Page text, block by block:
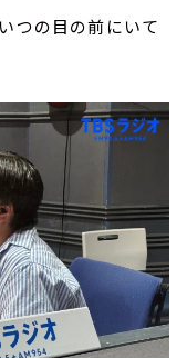
つの目の前にいて